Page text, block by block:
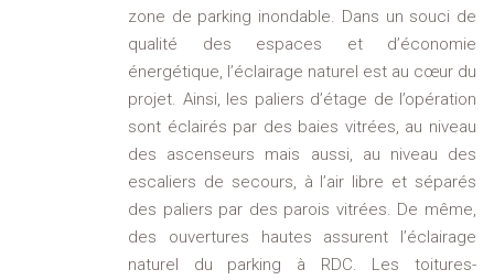
zone de parking inondable. Dans un souci de
qualité des espaces et d’économie
énergétique, l’éclairage naturel est au cœur du
projet. Ainsi, les paliers d’étage de l’opération
sont éclairés par des baies vitrées, au niveau
des ascenseurs mais aussi, au niveau des
escaliers de secours, à l’air libre et séparés
des paliers par des parois vitrées. De même,
des ouvertures hautes assurent l’éclairage
naturel du parking à RDC. Les toitures-